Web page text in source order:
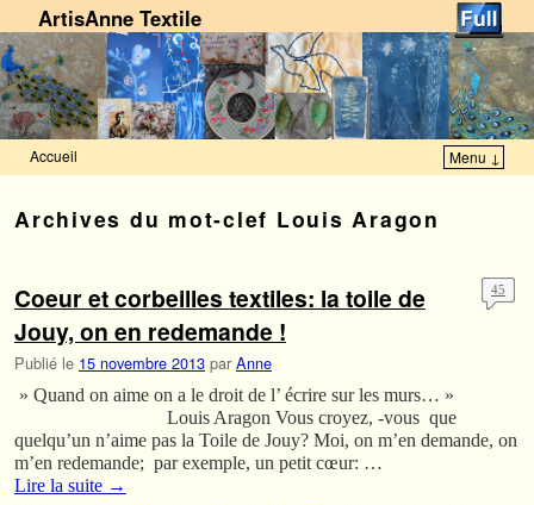
ArtisAnne Textile
Accueil Menu ↓
Archives du mot-clef Louis Aragon
Coeur et corbeilles textiles: la toile de
Jouy, on en redemande !
Publié le 15 novembre 2013 par Anne
45
» Quand on aime on a le droit de l’ écrire sur les murs… »
Louis Aragon Vous croyez, -vous que
quelqu’un n’aime pas la Toile de Jouy? Moi, on m’en demande, on
m’en redemande; par exemple, un petit cœur: …
Lire la suite →